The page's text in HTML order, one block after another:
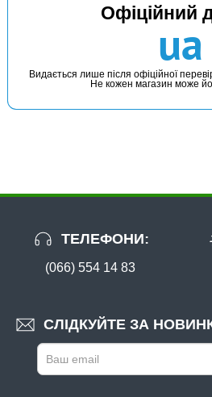
Офіційний
ua
Видається лише після офіційної
Не кожен магазин може
ТЕЛЕФОНИ:
(066) 554 14 83
СЛІДКУЙТЕ ЗА